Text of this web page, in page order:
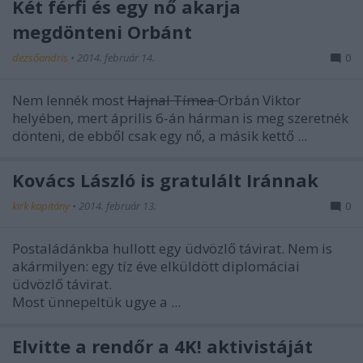
Két férfi és egy nő akarja
megdönteni Orbánt
dezsőandris • 2014. február 14. 0
Nem lennék mostHajnal TímeaOrbán Viktor
helyében, mert április 6-án hárman is meg szeretnék
dönteni, de ebből csak egy nő, a másik kettő ...
Kovács László is gratulált Iránnak
kirk kapitány • 2014. február 13. 0
Postaládánkba hullott egy üdvözlő távirat. Nem is
akármilyen: egy tíz éve elküldött diplomáciai
üdvözlő távirat.
Most ünnepeltük ugye a ...
Elvitte a rendőr a 4K! aktivistáját